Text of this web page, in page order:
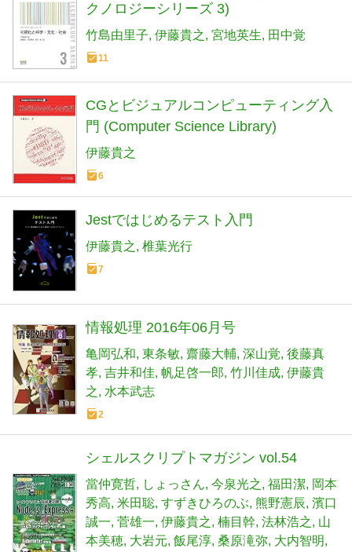
クノロジーシリーズ 3)
竹島由里子 伊藤貴之 宮地英生 田中覚
11
CGとビジュアルコンピューティング入
門 (Computer Science Library)
伊藤貴之
6
Jestではじめるテスト入門
伊藤貴之 椎葉光行
7
情報処理 2016年06月号
亀岡弘和 東条敏 齋藤大輔 深山覚 後藤真
孝 吉井和佳 帆足啓一郎 竹川佳成 伊藤貴
之
水本武志
2
シェルスクリプトマガジン vol.54
當仲寛哲 しょっさん 今泉光之 福田潔 岡本
秀高 米田聡 すずきひろのぶ 熊野憲辰 濱口
誠一 菅雄一 伊藤貴之 楠目幹 法林浩之
山
本美穂 大岩元 飯尾淳 桑原滝弥 大内智明